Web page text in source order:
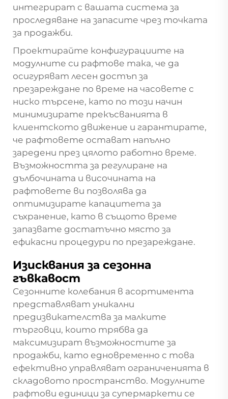
интегрират с вашата система за
проследяване на запасите чрез точката
за продажби.
Проектирайте конфигурациите на
модулните си рафтове така, че да
осигуряват лесен достъп за
презареждане по време на часовете с
ниско търсене, като по този начин
минимизирате прекъсванията в
клиентското движение и гарантирате,
че рафтовете остават напълно
заредени през цялото работно време.
Възможността за регулиране на
дълбочината и височината на
рафтовете ви позволява да
оптимизирате капацитета за
съхранение, като в същото време
запазвате достатъчно място за
ефикасни процедури по презареждане.
Изисквания за сезонна
гъвкавост
Сезонните колебания в асортимента
представляват уникални
предизвикателства за малките
търговци, които трябва да
максимизират възможностите за
продажби, като едновременно с това
ефективно управляват ограниченията в
складовото пространство. Модулните
рафтови единици за супермаркети се